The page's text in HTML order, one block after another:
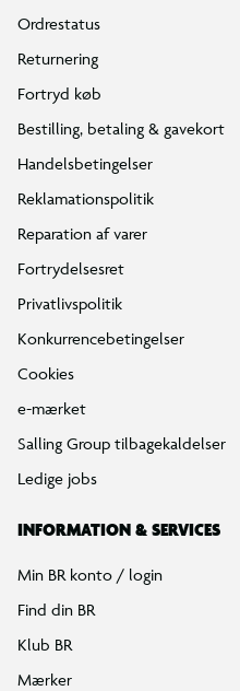
Ordrestatus
Returnering
Fortryd køb
Bestilling, betaling & gavekort
Handelsbetingelser
Reklamationspolitik
Reparation af varer
Fortrydelsesret
Privatlivspolitik
Konkurrencebetingelser
Cookies
e-mærket
Salling Group tilbagekaldelser
Ledige jobs
INFORMATION & SERVICES
Min BR konto / login
Find din BR
Klub BR
Mærker